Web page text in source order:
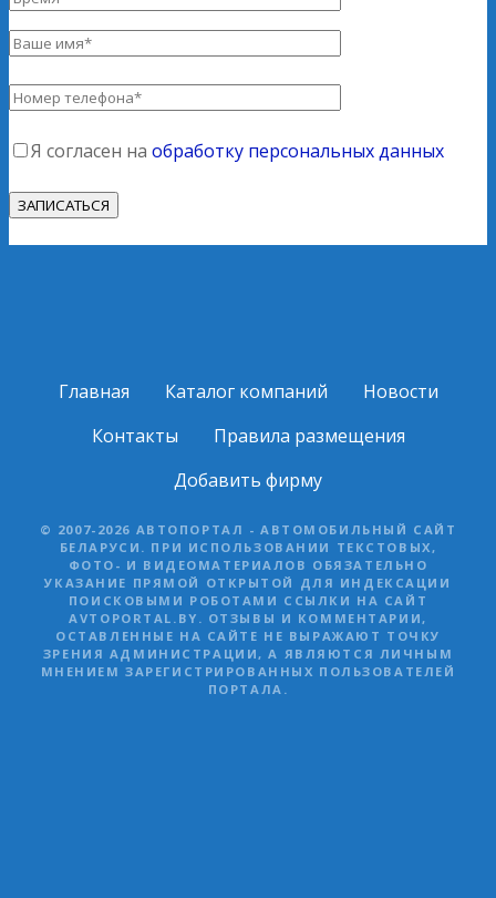
Я согласен на обработку персональных данных
Главная Каталог компаний
Новости
Контакты
Правила размещения
Добавить фирму
© 2007-2026 АВТОПОРТАЛ - АВТОМОБИЛЬНЫЙ САЙТ
БЕЛАРУСИ. ПРИ ИСПОЛЬЗОВАНИИ ТЕКСТОВЫХ,
ФОТО- И ВИДЕОМАТЕРИАЛОВ ОБЯЗАТЕЛЬНО
УКАЗАНИЕ ПРЯМОЙ ОТКРЫТОЙ ДЛЯ ИНДЕКСАЦИИ
ПОИСКОВЫМИ РОБОТАМИ ССЫЛКИ НА САЙТ
AVTOPORTAL.BY. ОТЗЫВЫ И КОММЕНТАРИИ,
ОСТАВЛЕННЫЕ НА САЙТЕ НЕ ВЫРАЖАЮТ ТОЧКУ
ЗРЕНИЯ АДМИНИСТРАЦИИ, А ЯВЛЯЮТСЯ ЛИЧНЫМ
МНЕНИЕМ ЗАРЕГИСТРИРОВАННЫХ ПОЛЬЗОВАТЕЛЕЙ
ПОРТАЛА.